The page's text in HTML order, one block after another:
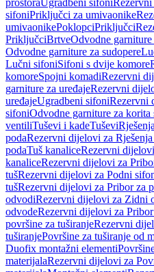
prostoraUgradbeni sifoni
sifoniPriključci za umivaonike
umivaonikePoklopciPriključci
PriključciBrtveOdvodne garniture
Odvodne garniture za sudopere
Lučni sifoniSifoni s dvije komore
komoreSpojni komadiRezervni
garniture za uređajeRezervni
uređajeUgradbeni sifoniRezervni
sifoniOdvodne garniture za
ventiliTuševi i kadeTuševi
podaRezervni dijelovi za
podaTuš kanaliceRezervni
kanaliceRezervni dijelovi za
tušRezervni dijelovi za Podni
tušRezervni dijelovi za Pribor za
odvodiRezervni dijelovi za Zidni
odvodeRezervni dijelovi za
površine za tuširanjeRezervni
tuširanjePovršine za tuširanje od
Duofix montažni elementi
materijalaRezervni dijelovi za